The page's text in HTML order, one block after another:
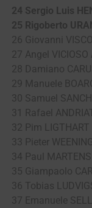
24 Sergio Luis
25 Rigoberto
26 Giovanni
27 Angel VICIOSO
28 Damiano
29 Manuele
30 Samuel
31 Rafael
32 Pim LIGTHART
33 Pieter
34 Paul
35 Giampaolo
36 Tobias
37 Emanuele